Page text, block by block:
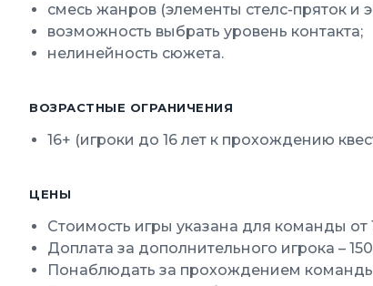
смесь жанров (элементы стелс-пряток и
возможность выбрать уровень контакта;
нелинейность сюжета.
ВОЗРАСТНЫЕ ОГРАНИЧЕНИЯ
16+ (игроки до 16 лет к прохождению
ЦЕНЫ
Стоимость игры указана для команды от
Доплата за дополнительного игрока –
Понаблюдать за прохождением